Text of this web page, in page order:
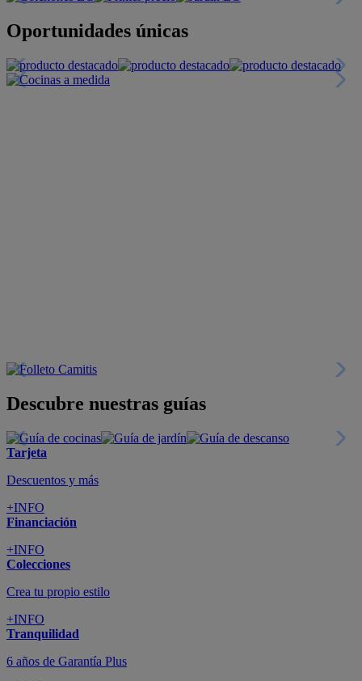
Oportunidades únicas
Descubre nuestras guías
Tarjeta
Descuentos y más
+INFO
Financiación
+INFO
Colecciones
Crea tu propio estilo
+INFO
Tranquilidad
6 años de Garantía Plus